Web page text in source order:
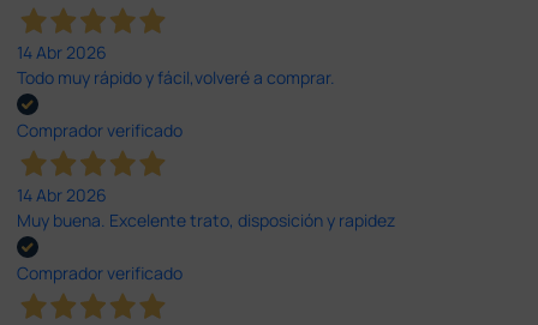
14 Abr 2026
Todo muy rápido y fácil,volveré a comprar.
Comprador verificado
14 Abr 2026
Muy buena. Excelente trato, disposición y rapidez
Comprador verificado